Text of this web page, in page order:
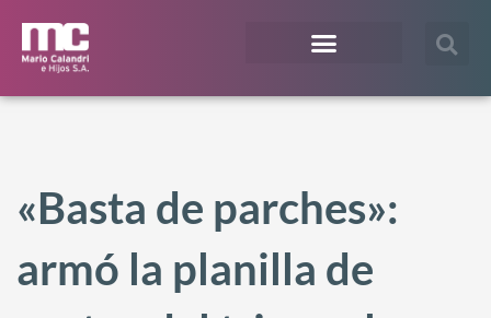
«Basta de parches»:
armó la planilla de